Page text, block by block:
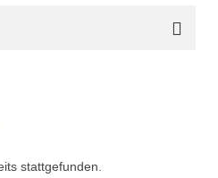
stattgefunden.